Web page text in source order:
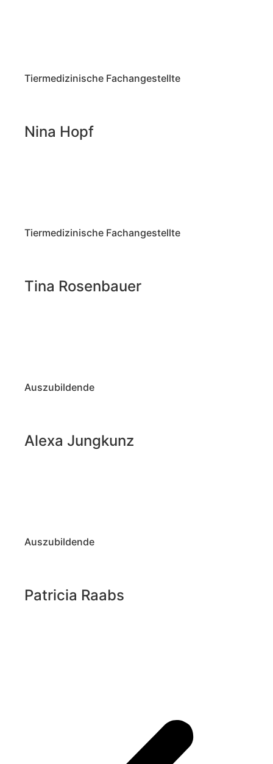
Tiermedizinische Fachangestellte
Nina Hopf
Tiermedizinische Fachangestellte
Tina Rosenbauer
Auszubildende
Alexa Jungkunz
Auszubildende
Patricia Raabs